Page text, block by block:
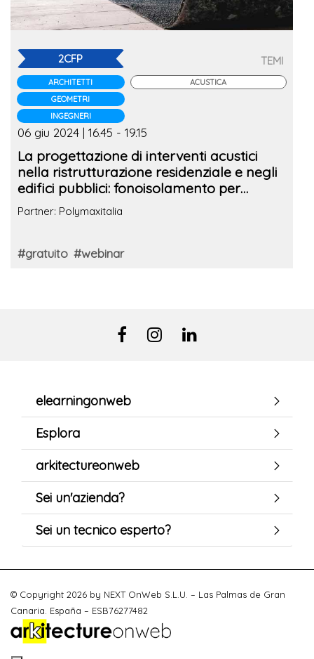
2CFP
ARCHITETTI
GEOMETRI
INGEGNERI
TEMI
ACUSTICA
06 giu 2024 | 16.45 - 19.15
La progettazione di interventi acustici
nella ristrutturazione residenziale e negli
edifici pubblici: fonoisolamento per
facciate, impianti, pareti e solai
Partner: Polymaxitalia
#gratuito #webinar
elearningonweb
Esplora
arkitectureonweb
Sei un'azienda?
Sei un tecnico esperto?
© Copyright 2026 by NEXT OnWeb S.L.U. – Las Palmas de Gran
Canaria. España – ESB76277482